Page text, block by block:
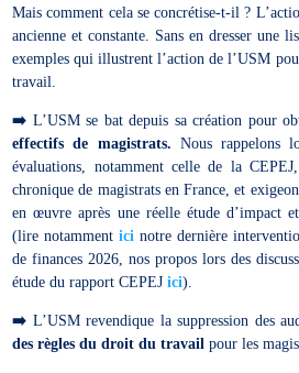
Mais comment cela se concrétise-t-il ?
ancienne et constante. Sans en dresser une
exemples qui illustrent l’action de l’USM
travail.
➡️ L’USM se bat depuis sa création pour
effectifs de magistrats. Nous rappelons
évaluations, notamment celle de la
chronique de magistrats en France, et
en œuvre après une réelle étude d’impact
(lire notammentici notre dernière
de finances 2026, nos propos lors des
étude du rapport CEPEJici).
➡️ L’USM revendique la suppression des
des règles du droit du travailpour les